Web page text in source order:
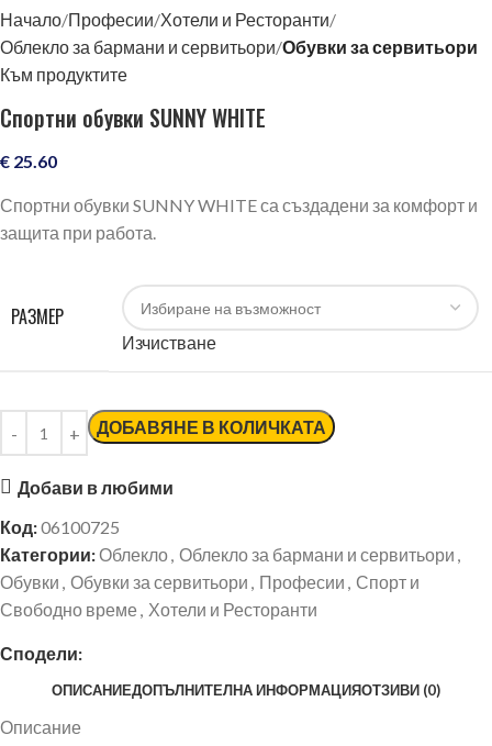
Начало Професии Хотели и Ресторанти
Облекло за бармани и сервитьори Обувки за сервитьори
Към продуктите
Спортни обувки SUNNY WHITE
€ 25.60
Спортни обувки SUNNY WHITE са създадени за комфорт и
защита при работа.
РАЗМЕР
Изчистване
ДОБАВЯНЕ В КОЛИЧКАТА
Добави в любими
Код:06100725
Категории:Облекло, Облекло за бармани и сервитьори ,
Обувки , Обувки за сервитьори , Професии , Спорт и
Свободно време , Хотели и Ресторанти
Сподели:
ОПИСАНИЕДОПЪЛНИТЕЛНА ИНФОРМАЦИЯОТЗИВИ (0)
Описание